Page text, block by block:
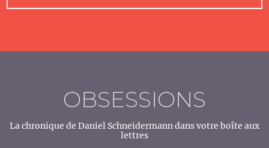
OBSESSIONS
La chronique de Daniel Schneidermann dans votre boîte aux
lettres